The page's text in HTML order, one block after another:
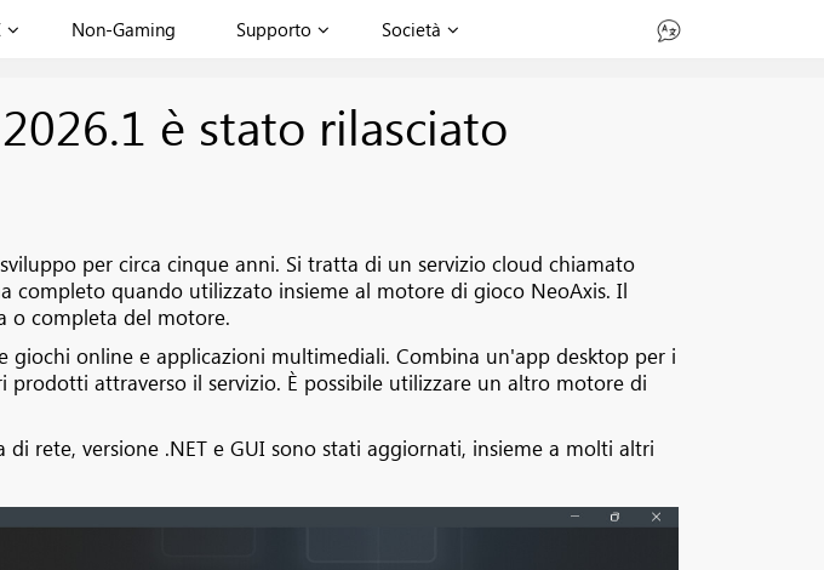
Non-Gaming Supporto Società
è stato rilasciato
per circa cinque anni. Si tratta di un servizio cloud chiamato
completo quando utilizzato insieme al motore di gioco NeoAxis. Il
o completa del motore.
online e applicazioni multimediali. Combina un'app desktop per i
attraverso il servizio. È possibile utilizzare un altro motore di
rete, versione .NET e GUI sono stati aggiornati, insieme a molti altri